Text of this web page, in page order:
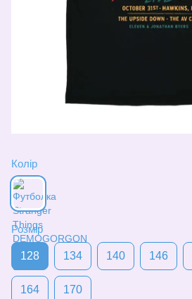
Колір
Розмір
128 134 140 146
164 170